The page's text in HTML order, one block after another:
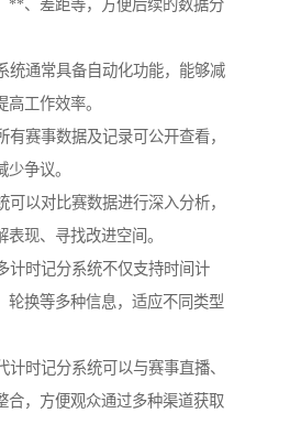
**、差距等，方便后续的数据分
统通常具备自动化功能，能够减
工作效率。
赛事数据及记录可公开查看，
争议。
以对比赛数据进行深入分析，
现、寻找改进空间。
计时记分系统不仅支持时间计
轮换等多种信息，适应不同类型
时记分系统可以与赛事直播、
合，方便观众通过多种渠道获取